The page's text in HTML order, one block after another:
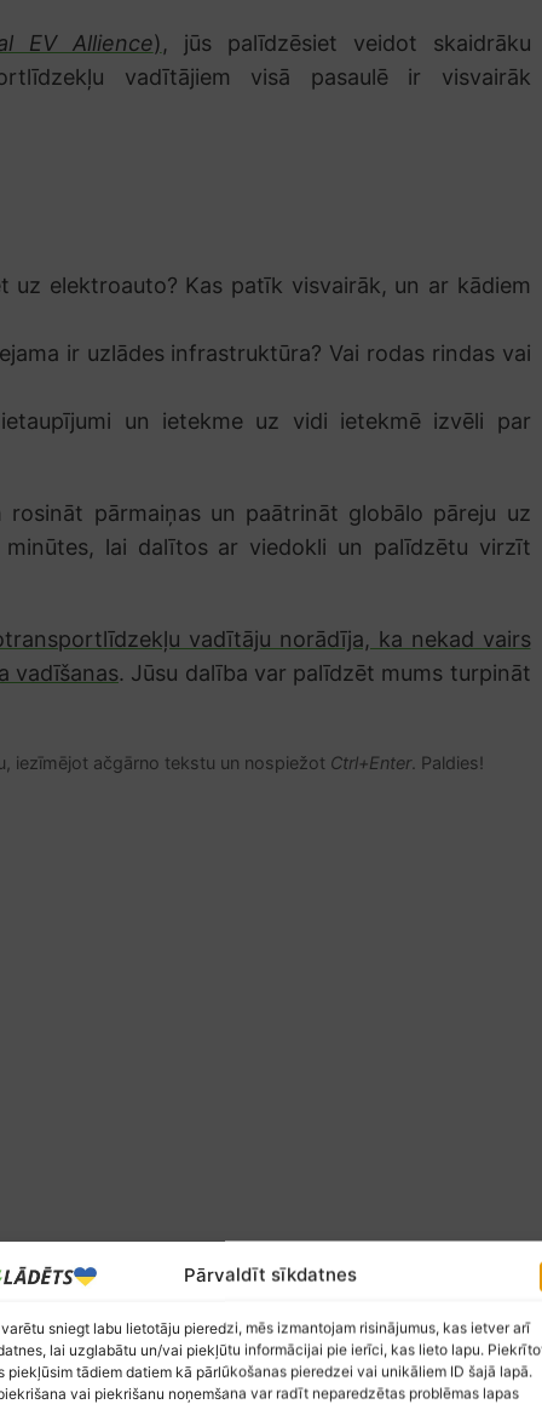
Pārvaldīt sīkdatnes
sniegt labu lietotāju pieredzi, mēs izmantojam risinājumus, kas ietver arī
lai uzglabātu un/vai piekļūtu informācijai pie ierīci, kas lieto lapu.
piekļūsim tādiem datiem kā pārlūkošanas pieredzei vai unikāliem ID šajā lapā.
vai piekrišanu noņemšana var radīt neparedzētas problēmas lapas
EV Allience), jūs palīdzēsiet veidot skaidrāku
vadītājiem visā pasaulē ir visvairāk
uz elektroauto? Kas patīk visvairāk, un ar kādiem
ir uzlādes infrastruktūra? Vai rodas rindas vai
un ietekme uz vidi ietekmē izvēli par
pārmaiņas un paātrināt globālo pāreju uz
lai dalītos ar viedokli un palīdzētu virzīt
vadītāju norādīja, ka nekad vairs
vadīšanas. Jūsu dalība var palīdzēt mums turpināt
iezīmējot ačgārno tekstu un nospiežot Ctrl+Enter. Paldies!
0
novērtējums